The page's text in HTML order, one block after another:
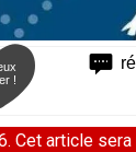
!
article